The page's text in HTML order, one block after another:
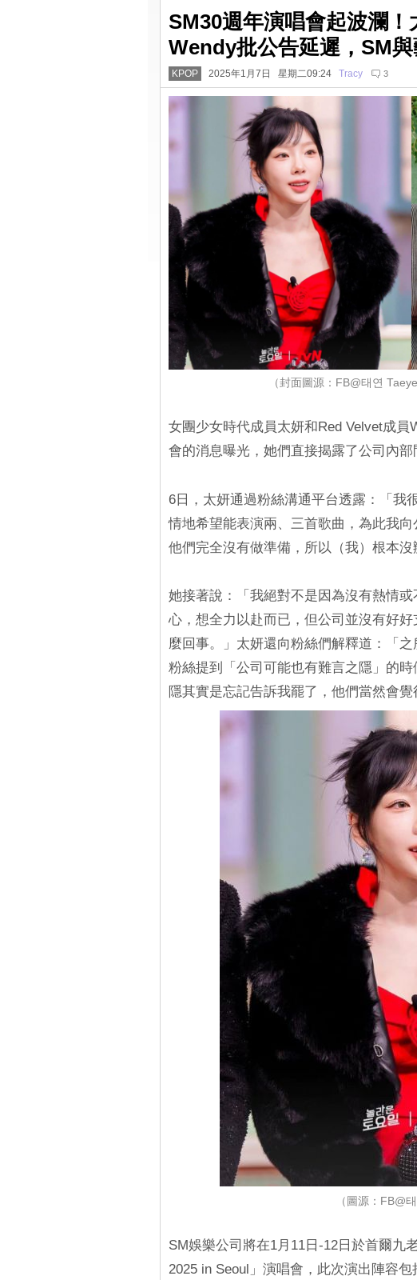
SM30週年演唱會起波瀾！
Wendy批公告延遲，SM與
KPOP 2025年1月7日 星期二09:24 Tracy 3
（封面圖源：FB@태연
女團少女時代成員太妍和Red Velvet成
會的消息曝光，她們直接揭露了公司內部
6日，太妍通過粉絲溝通平台透露：「我
情地希望能表演兩、三首歌曲，為此我
他們完全沒有做準備，所以（我）根本沒
她接著說：「我絕對不是因為沒有熱情
心，想全力以赴而已，但公司並沒有好
麼回事。」太妍還向粉絲們解釋道：「
粉絲提到「公司可能也有難言之隱」的
隱其實是忘記告訴我罷了，他們當然會覺
（圖源：FB@
SM娛樂公司將在1月11日-12日於首爾九
2025 in Seoul」演唱會，此次演出陣容包